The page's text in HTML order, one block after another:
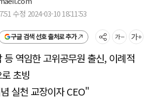
수정 2024-03-10 18:11:53
구글 검색 선호 출처로 추가
등 역임한 고위공무원 출신, 이례적
초빙
실천 교장이자 CEO"